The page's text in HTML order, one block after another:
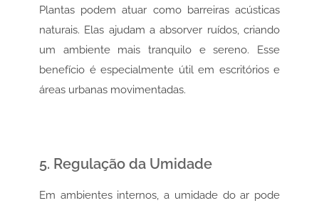
Plantas podem atuar como barreiras acústicas
naturais. Elas ajudam a absorver ruídos, criando
um ambiente mais tranquilo e sereno. Esse
benefício é especialmente útil em escritórios e
áreas urbanas movimentadas.
5. Regulação da Umidade
Em ambientes internos, a umidade do ar pode